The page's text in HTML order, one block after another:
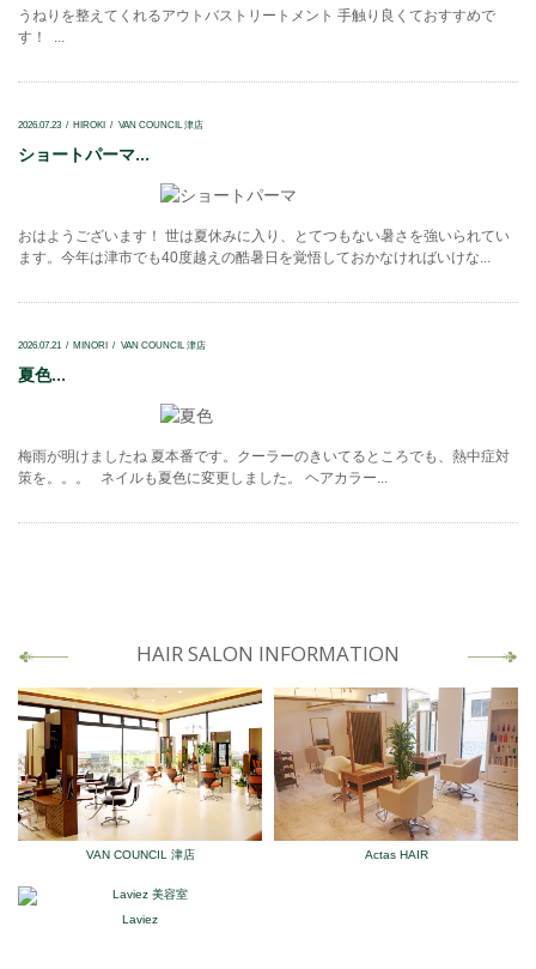
うねりを整えてくれるアウトバストリートメント 手触り良くておすすめで
す！ ...
2026.07.23 HIROKI VAN COUNCIL 津店
ショートパーマ...
おはようございます！ 世は夏休みに入り、とてつもない暑さを強いられてい
ます。今年は津市でも40度越えの酷暑日を覚悟しておかなければいけな...
2026.07.21 MINORI VAN COUNCIL 津店
夏色...
梅雨が明けましたね 夏本番です。クーラーのきいてるところでも、熱中症対
策を。。。 ネイルも夏色に変更しました。 ヘアカラー...
HAIR SALON INFORMATION
VAN COUNCIL 津店 Actas HAIR
Laviez